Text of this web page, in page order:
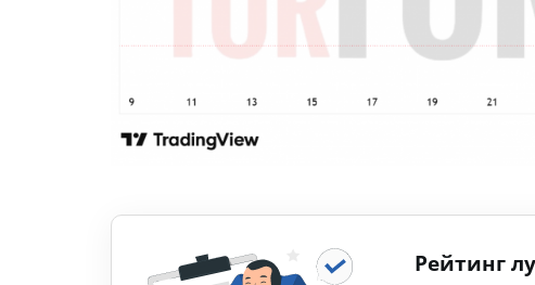
Рейтинг